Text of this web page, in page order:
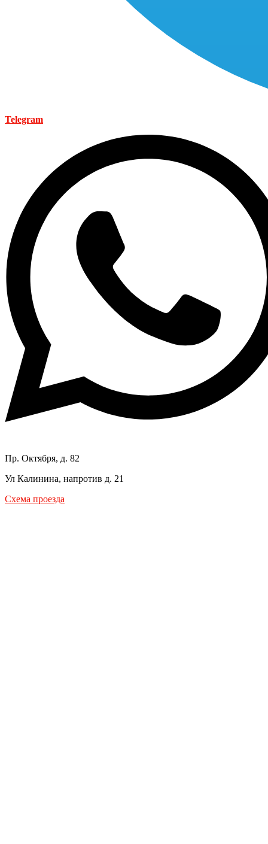
Telegram
Пр. Октября, д. 82
Ул Калинина, напротив д. 21
Схема проезда